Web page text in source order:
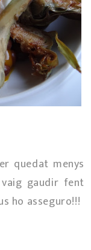
quedat menys
gaudir fent
ho asseguro!!!